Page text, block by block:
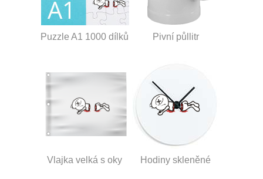
Puzzle A1 1000 dílků Pivní půllitr
Vlajka velká s oky Hodiny skleněné